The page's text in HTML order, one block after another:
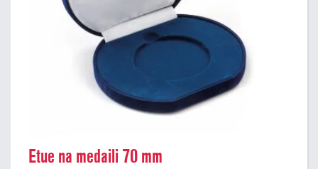
Etue na medaili 70 mm